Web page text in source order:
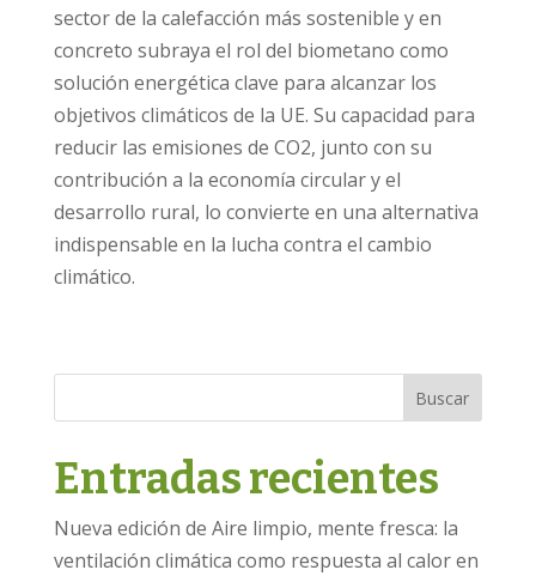
sector de la calefacción más sostenible y en
concreto subraya el rol del biometano como
solución energética clave para alcanzar los
objetivos climáticos de la UE. Su capacidad para
reducir las emisiones de CO2, junto con su
contribución a la economía circular y el
desarrollo rural, lo convierte en una alternativa
indispensable en la lucha contra el cambio
climático.
Buscar
Entradas recientes
Nueva edición de Aire limpio, mente fresca: la
ventilación climática como respuesta al calor en